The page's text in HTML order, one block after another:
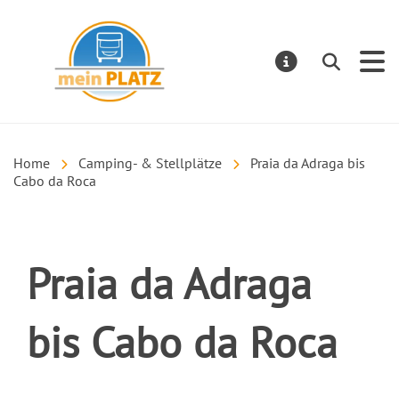
Suchen
Home Camping- & Stellplätze
Praia da Adraga bis
Cabo da Roca
Praia da Adraga
bis Cabo da Roca